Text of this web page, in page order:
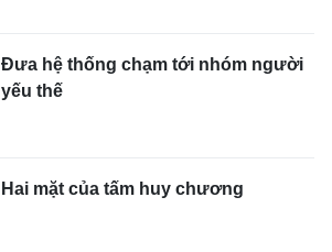
Đưa hệ thống chạm tới nhóm người
yếu thế
Hai mặt của tấm huy chương